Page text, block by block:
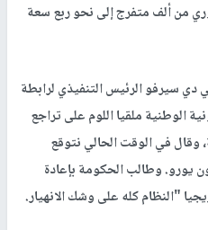
من ألف متفرج إلى نحو ربع سعة
سيرفو الرئيس التنفيذي لرابطة
الوطنية ملقيا اللوم على تراجع
وقال في الوقت الحالي نتوقع
إلى أكثر من 500 مليون يورو. وطالب الحكومة بإعادة
"النظام كله على وشك الانهيار.